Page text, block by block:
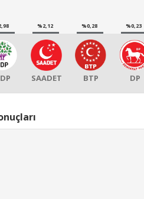
%2,12
SAADET
%0,28
BTP
%0,23
DP